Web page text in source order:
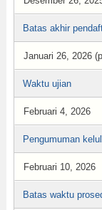
Batas akhir
Januari 26, 2026
Waktu ujian
Februari 4, 2026
Pengumuman
Februari 10, 2026
Batas waktu